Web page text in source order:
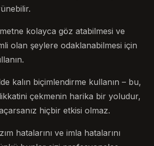
kolayca göz atabilmesi ve
olan şeylere odaklanabilmesi için
kalın biçimlendirme kullanın – bu,
çekmenin harika bir yoludur,
hiçbir etkisi olmaz.
hatalarını ve imla hatalarını